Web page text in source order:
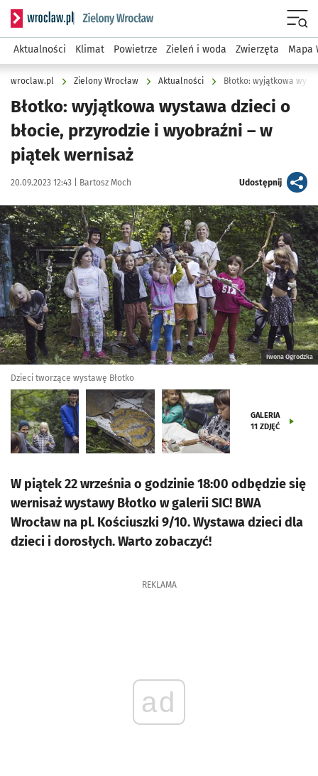
Serwis informacyjny wroclaw.pl podserwis: Środowisko we
Aktualności Klimat Powietrze Zieleń i woda Zwierzęta Mapa
wroclaw.pl Zielony Wrocław Aktualności
Błotko: wyjątkowa wystawa dzieci o
błocie, przyrodzie i wyobraźni – w
piątek wernisaż
Data publikacji:
20.09.2023 12:43 | Autor:
Bartosz Moch Udostępnijartykuł
Kliknij, aby zobaczyć galerię
Iwona Ogrodzka
Dzieci tworzące wystawę Błotko
GALERIA
11 ZDJĘĆ
W piątek 22 września o godzinie 18:00 odbędzie się
wernisaż wystawy Błotko w galerii SIC! BWA
Wrocław na pl. Kościuszki 9/10. Wystawa dzieci dla
dzieci i dorosłych. Warto zobaczyć!
REKLAMA
ad